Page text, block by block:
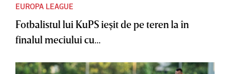
EUROPA LEAGUE
Fotbalistul lui KuPS ieşit de pe teren la în
finalul meciului cu...